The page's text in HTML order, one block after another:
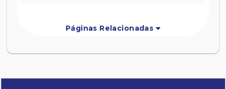
Páginas Relacionadas